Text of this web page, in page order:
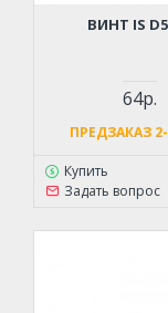
ВИНТ IS
64р.
ПРЕДЗАКАЗ
Купить
Задать вопрос